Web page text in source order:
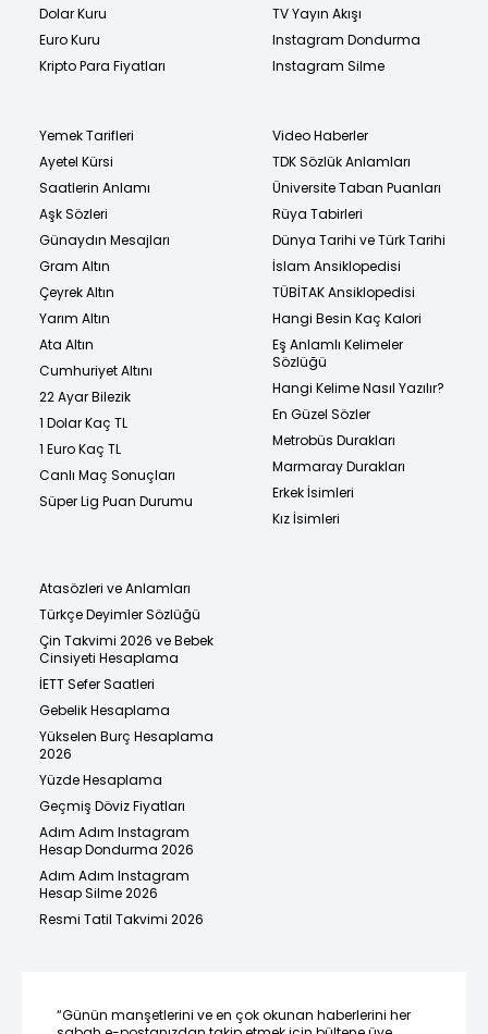
Dolar Kuru
Euro Kuru
Kripto Para Fiyatları
TV Yayın Akışı
Instagram Dondurma
Instagram Silme
Yemek Tarifleri
Ayetel Kürsi
Saatlerin Anlamı
Aşk Sözleri
Günaydın Mesajları
Gram Altın
Çeyrek Altın
Yarım Altın
Ata Altın
Cumhuriyet Altını
22 Ayar Bilezik
1 Dolar Kaç TL
1 Euro Kaç TL
Canlı Maç Sonuçları
Süper Lig Puan Durumu
Video Haberler
TDK Sözlük Anlamları
Üniversite Taban Puanları
Rüya Tabirleri
Dünya Tarihi ve Türk Tarihi
İslam Ansiklopedisi
TÜBİTAK Ansiklopedisi
Hangi Besin Kaç Kalori
Eş Anlamlı Kelimeler
Sözlüğü
Hangi Kelime Nasıl Yazılır?
En Güzel Sözler
Metrobüs Durakları
Marmaray Durakları
Erkek İsimleri
Kız İsimleri
Atasözleri ve Anlamları
Türkçe Deyimler Sözlüğü
Çin Takvimi 2026 ve Bebek
Cinsiyeti Hesaplama
İETT Sefer Saatleri
Gebelik Hesaplama
Yükselen Burç Hesaplama
2026
Yüzde Hesaplama
Geçmiş Döviz Fiyatları
Adım Adım Instagram
Hesap Dondurma 2026
Adım Adım Instagram
Hesap Silme 2026
Resmi Tatil Takvimi 2026
“Günün manşetlerini ve en çok okunan haberlerini her